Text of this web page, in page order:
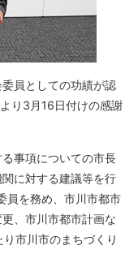
員としての功績が認
り3月16日付けの感謝
事項についての市長
に対する建議等を行
員を務め、市川市都市
、市川市都市計画な
市川市のまちづくり